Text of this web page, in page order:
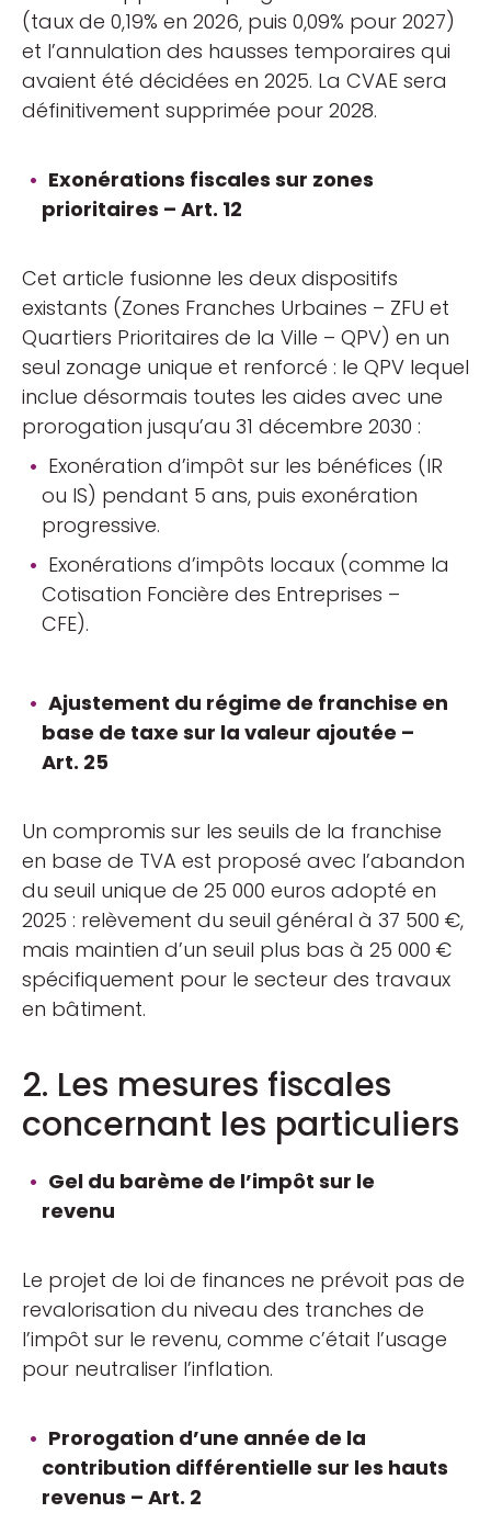
(taux de 0,19% en 2026, puis 0,09% pour 2027)
et l’annulation des hausses temporaires qui
avaient été décidées en 2025. La CVAE sera
définitivement supprimée pour 2028.
Exonérations fiscales sur zones
prioritaires – Art. 12
Cet article fusionne les deux dispositifs
existants (Zones Franches Urbaines – ZFU et
Quartiers Prioritaires de la Ville – QPV) en un
seul zonage unique et renforcé : le QPV lequel
inclue désormais toutes les aides avec une
prorogation jusqu’au 31 décembre 2030 :
Exonération d’impôt sur les bénéfices (IR
ou IS) pendant 5 ans, puis exonération
progressive.
Exonérations d’impôts locaux (comme la
Cotisation Foncière des Entreprises –
CFE).
Ajustement du régime de franchise en
base de taxe sur la valeur ajoutée –
Art. 25
Un compromis sur les seuils de la franchise
en base de TVA est proposé avec l’abandon
du seuil unique de 25 000 euros adopté en
2025 : relèvement du seuil général à 37 500 €,
mais maintien d’un seuil plus bas à 25 000 €
spécifiquement pour le secteur des travaux
en bâtiment.
2. Les mesures fiscales
concernant les particuliers
Gel du barème de l’impôt sur le
revenu
Le projet de loi de finances ne prévoit pas de
revalorisation du niveau des tranches de
l’impôt sur le revenu, comme c’était l’usage
pour neutraliser l’inflation.
Prorogation d’une année de la
contribution différentielle sur les hauts
revenus – Art. 2